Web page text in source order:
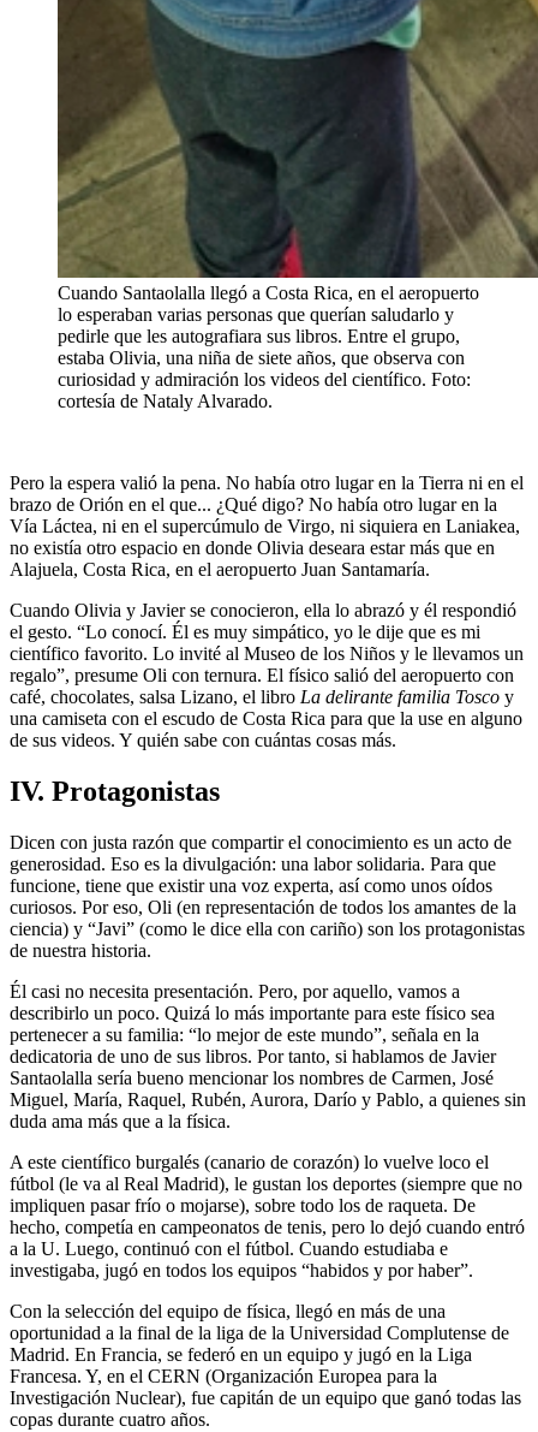
Cuando Santaolalla llegó a Costa Rica, en el aeropuerto
lo esperaban varias personas que querían saludarlo y
pedirle que les autografiara sus libros. Entre el grupo,
estaba Olivia, una niña de siete años, que observa con
curiosidad y admiración los videos del científico. Foto:
cortesía de Nataly Alvarado.
Pero la espera valió la pena. No había otro lugar en la Tierra ni en el
brazo de Orión en el que... ¿Qué digo? No había otro lugar en la
Vía Láctea, ni en el supercúmulo de Virgo, ni siquiera en Laniakea,
no existía otro espacio en donde Olivia deseara estar más que en
Alajuela, Costa Rica, en el aeropuerto Juan Santamaría.
Cuando Olivia y Javier se conocieron, ella lo abrazó y él respondió
el gesto. “Lo conocí. Él es muy simpático, yo le dije que es mi
científico favorito. Lo invité al Museo de los Niños y le llevamos un
regalo”, presume Oli con ternura. El físico salió del aeropuerto con
café, chocolates, salsa Lizano, el libro La delirante familia Tosco y
una camiseta con el escudo de Costa Rica para que la use en alguno
de sus videos. Y quién sabe con cuántas cosas más.
IV. Protagonistas
Dicen con justa razón que compartir el conocimiento es un acto de
generosidad. Eso es la divulgación: una labor solidaria. Para que
funcione, tiene que existir una voz experta, así como unos oídos
curiosos. Por eso, Oli (en representación de todos los amantes de la
ciencia) y “Javi” (como le dice ella con cariño) son los protagonistas
de nuestra historia.
Él casi no necesita presentación. Pero, por aquello, vamos a
describirlo un poco. Quizá lo más importante para este físico sea
pertenecer a su familia: “lo mejor de este mundo”, señala en la
dedicatoria de uno de sus libros. Por tanto, si hablamos de Javier
Santaolalla sería bueno mencionar los nombres de Carmen, José
Miguel, María, Raquel, Rubén, Aurora, Darío y Pablo, a quienes sin
duda ama más que a la física.
A este científico burgalés (canario de corazón) lo vuelve loco el
fútbol (le va al Real Madrid), le gustan los deportes (siempre que no
impliquen pasar frío o mojarse), sobre todo los de raqueta. De
hecho, competía en campeonatos de tenis, pero lo dejó cuando entró
a la U. Luego, continuó con el fútbol. Cuando estudiaba e
investigaba, jugó en todos los equipos “habidos y por haber”.
Con la selección del equipo de física, llegó en más de una
oportunidad a la final de la liga de la Universidad Complutense de
Madrid. En Francia, se federó en un equipo y jugó en la Liga
Francesa. Y, en el CERN (Organización Europea para la
Investigación Nuclear), fue capitán de un equipo que ganó todas las
copas durante cuatro años.